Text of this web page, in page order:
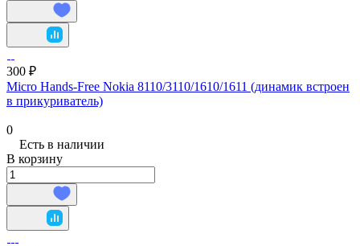
300 ₽
Micro Hands-Free Nokia 8110/3110/1610/1611 (динамик встроен
в прикуриватель)
0
Есть в наличии
В корзину